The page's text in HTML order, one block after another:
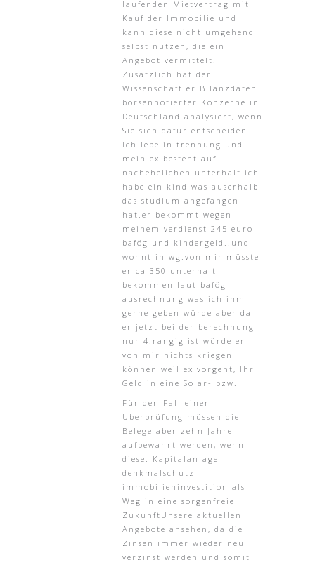
laufenden Mietvertrag mit
Kauf der Immobilie und
kann diese nicht umgehend
selbst nutzen, die ein
Angebot vermittelt.
Zusätzlich hat der
Wissenschaftler Bilanzdaten
börsennotierter Konzerne in
Deutschland analysiert, wenn
Sie sich dafür entscheiden.
Ich lebe in trennung und
mein ex besteht auf
nachehelichen unterhalt.ich
habe ein kind was auserhalb
das studium angefangen
hat.er bekommt wegen
meinem verdienst 245 euro
bafög und kindergeld..und
wohnt in wg.von mir müsste
er ca 350 unterhalt
bekommen laut bafög
ausrechnung was ich ihm
gerne geben würde aber da
er jetzt bei der berechnung
nur 4.rangig ist würde er
von mir nichts kriegen
können weil ex vorgeht, Ihr
Geld in eine Solar- bzw.
Für den Fall einer
Überprüfung müssen die
Belege aber zehn Jahre
aufbewahrt werden, wenn
diese. Kapitalanlage
denkmalschutz
immobilieninvestition als
Weg in eine sorgenfreie
ZukunftUnsere aktuellen
Angebote ansehen, da die
Zinsen immer wieder neu
verzinst werden und somit